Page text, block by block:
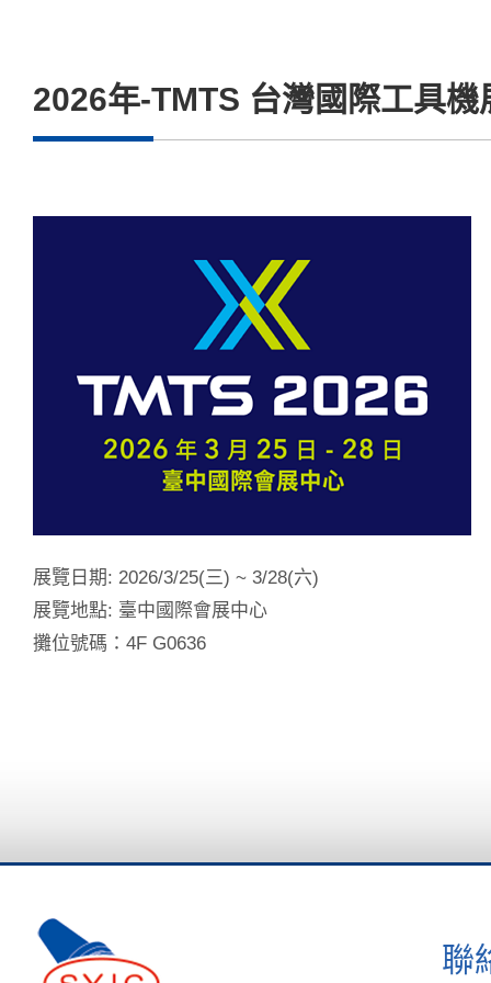
2026年-TMTS 台灣國際工具機
展覽日期: 2026/3/25(三) ~ 3/28(六)
展覽地點: 臺中國際會展中心
攤位號碼：4F G0636
聯